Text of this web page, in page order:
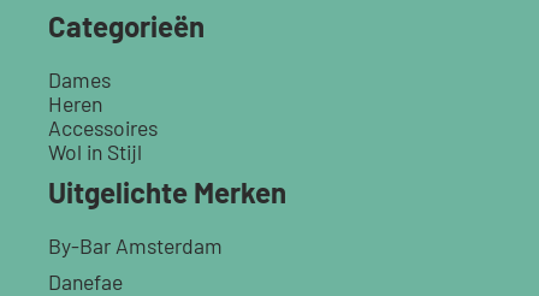
Categorieën
Dames
Heren
Accessoires
Wol in Stijl
Uitgelichte Merken
By-Bar Amsterdam
Danefae